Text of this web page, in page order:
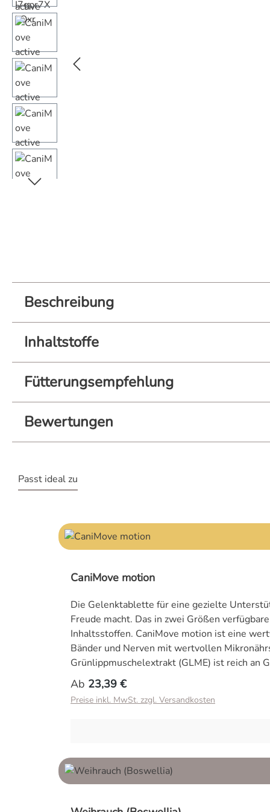
Beschreibung
Inhaltstoffe
Fütterungsempfehlung
Bewertungen
Passt ideal zu
CaniMove motion
Die Gelenktablette für eine gezielte
Freude macht. Das in zwei Größen
Inhaltsstoffen. CaniMove motion ist eine
Bänder und Nerven mit wertvollen
Grünlippmuschelextrakt (GLME) ist reich an
können. Ebenfalls zu den GAGs gehören
werden. MSM ist eine wichtige
Weidenrinde unterstützen die körpereigene
Verpresst in schmackhafte und teilbare
Gelenkbeschwerden eingesetzt. Diese
behandelt werden. Unsere Produkte sind
Regulärer Preis:
Ab 23,39 €
Preise inkl. MwSt. zzgl. Versandkosten